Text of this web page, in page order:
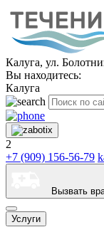
Калуга, ул.
Вы находитесь:
Калуга
2
+7 (909) 156-56-79
Вызвать
Услуги